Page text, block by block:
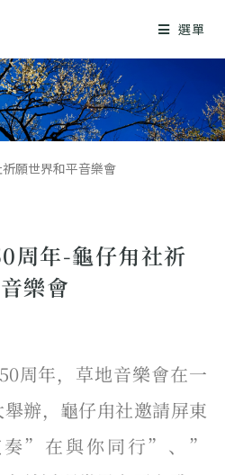
選單
願世界和平音樂會
周年-龜仔甪社祈
樂會
周年， 草地音樂會在一
辦， 龜仔甪社邀請屏東
奏”在與你同行”、”